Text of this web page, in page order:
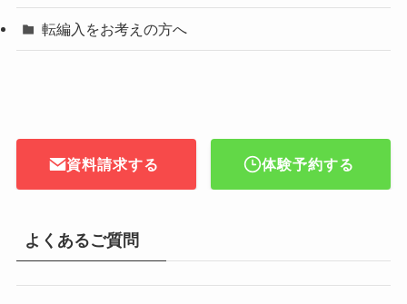
転編入をお考えの方へ
資料請求する 体験予約する
よくあるご質問